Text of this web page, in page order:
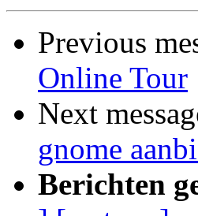
Previous
Online Tour
Next
gnome
Berichten